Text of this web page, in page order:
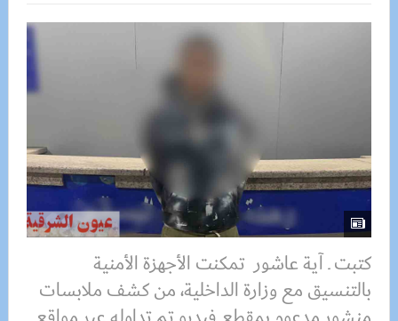
كتبت ـ آية عاشور تمكنت الأجهزة الأمنية
بالتنسيق مع وزارة الداخلية، من كشف ملابسات